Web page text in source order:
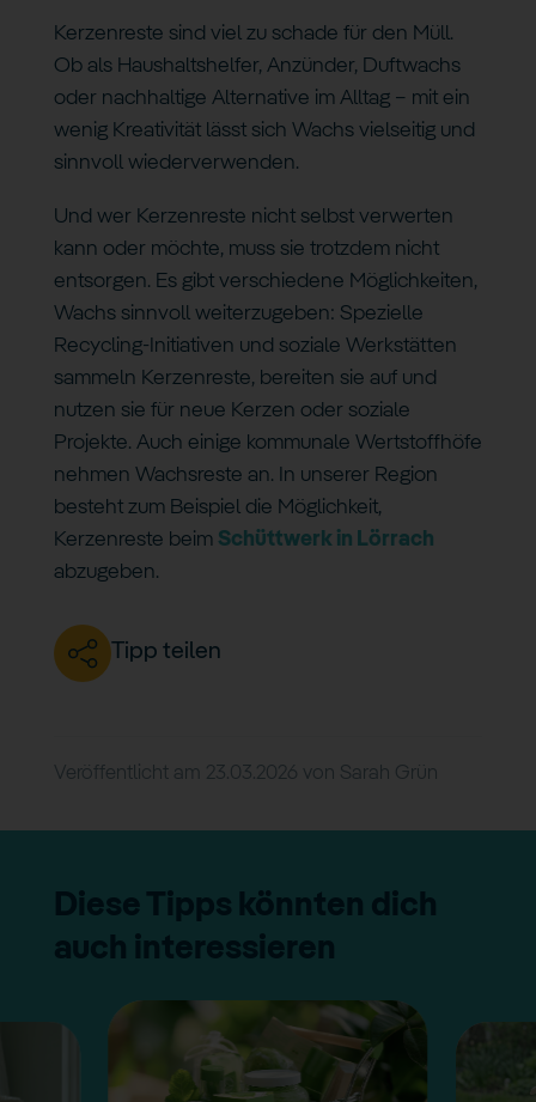
Kerzenreste sind viel zu schade für den Müll.
Ob als Haushaltshelfer, Anzünder, Duftwachs
oder nachhaltige Alternative im Alltag – mit ein
wenig Kreativität lässt sich Wachs vielseitig und
sinnvoll wiederverwenden.
Und wer Kerzenreste nicht selbst verwerten
kann oder möchte, muss sie trotzdem nicht
entsorgen. Es gibt verschiedene Möglichkeiten,
Wachs sinnvoll weiterzugeben: Spezielle
Recycling-Initiativen und soziale Werkstätten
sammeln Kerzenreste, bereiten sie auf und
nutzen sie für neue Kerzen oder soziale
Projekte. Auch einige kommunale Wertstoffhöfe
nehmen Wachsreste an. In unserer Region
besteht zum Beispiel die Möglichkeit,
Kerzenreste beim Schüttwerk in Lörrach
abzugeben.
Tipp teilen
Veröffentlicht am 23.03.2026 von Sarah Grün
Diese Tipps könnten dich
auch interessieren